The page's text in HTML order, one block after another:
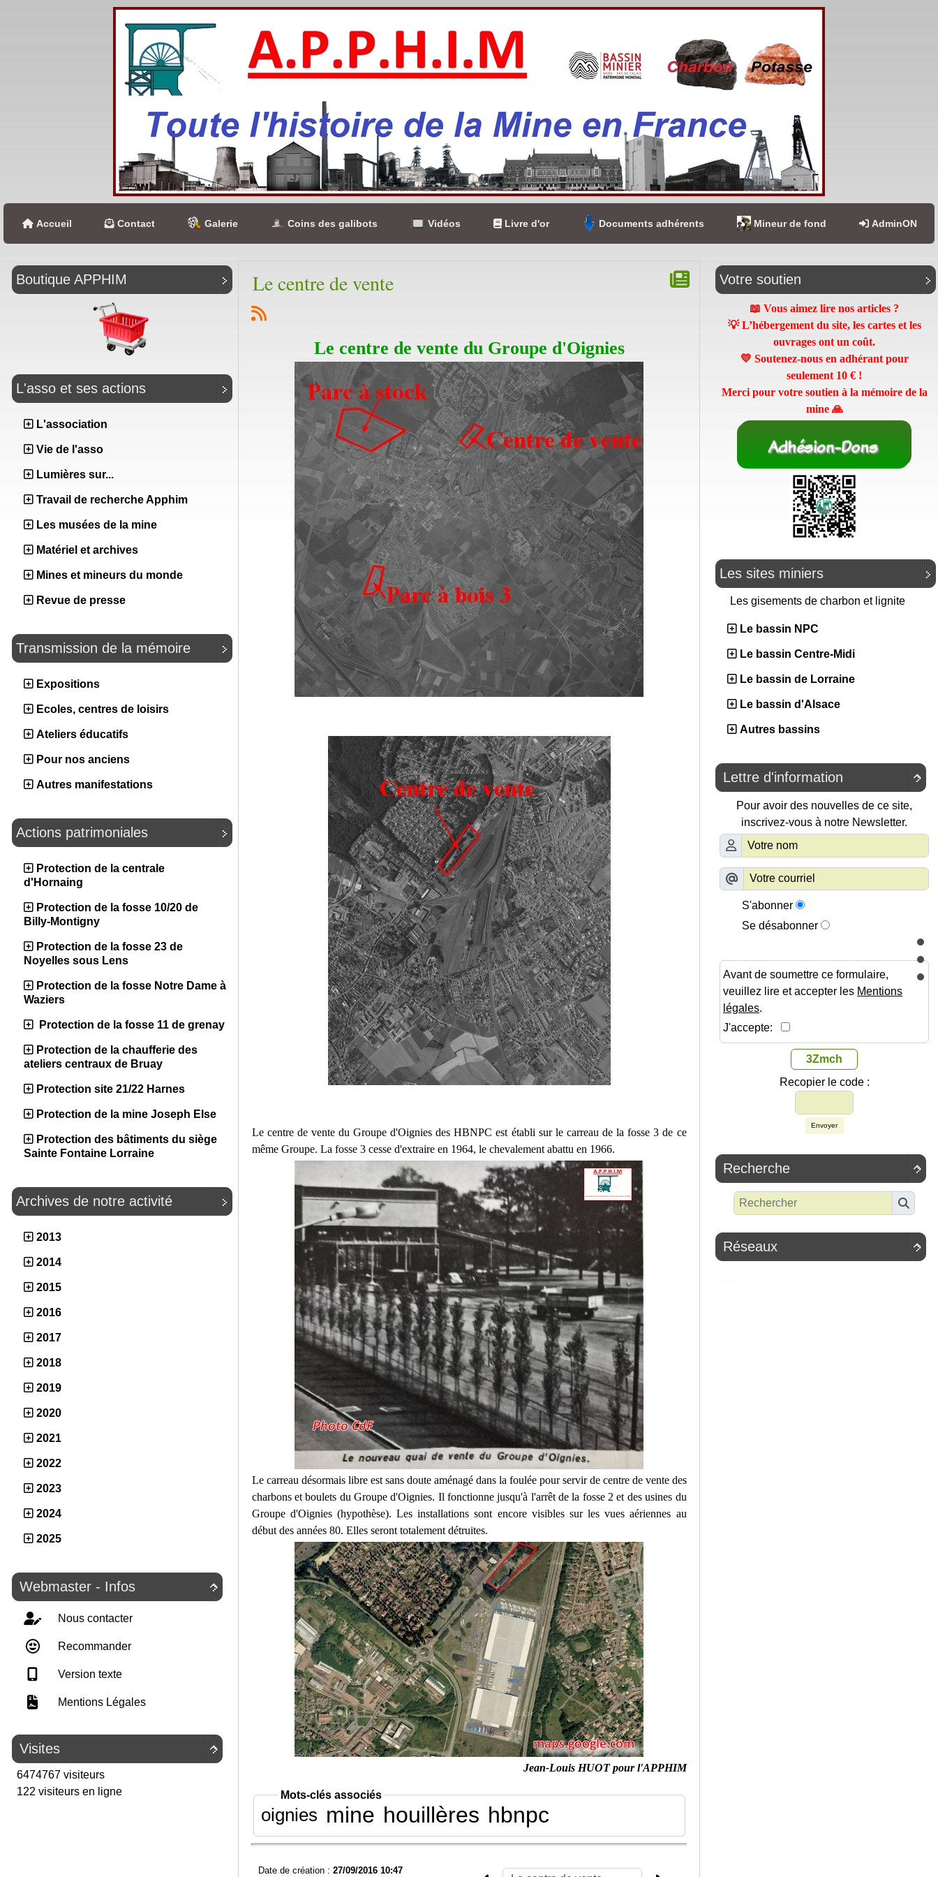
Accueil Contact Galerie Coins des galibots Vidéos Livre d'or Documents adhérents Mineur de fond AdminON
Boutique APPHIM
L'asso et ses actions
L'association
Vie de l'asso
Lumières sur...
Travail de recherche Apphim
Les musées de la mine
Matériel et archives
Mines et mineurs du monde
Revue de presse
Transmission de la mémoire
Expositions
Ecoles, centres de loisirs
Ateliers éducatifs
Pour nos anciens
Autres manifestations
Actions patrimoniales
Protection de la centrale
d'Hornaing
Protection de la fosse 10/20 de
Billy-Montigny
Protection de la fosse 23 de
Noyelles sous Lens
Protection de la fosse Notre Dame à
Waziers
Protection de la fosse 11 de grenay
Protection de la chaufferie des
ateliers centraux de Bruay
Protection site 21/22 Harnes
Protection de la mine Joseph Else
Protection des bâtiments du siège
Sainte Fontaine Lorraine
Archives de notre activité
2013
2014
2015
2016
2017
2018
2019
2020
2021
2022
2023
2024
2025

Webmaster - Infos
Nous contacter
Recommander
Version texte
Mentions Légales

Visites
6474767 visiteurs
122 visiteurs en ligne
Le centre de vente
Le centre de vente du Groupe d'Oignies
Le centre de vente du Groupe d'Oignies des HBNPC est établi sur le carreau de la fosse 3 de ce
même Groupe. La fosse 3 cesse d'extraire en 1964, le chevalement abattu en 1966.
Le carreau désormais libre est sans doute aménagé dans la foulée pour servir de centre de vente des
charbons et boulets du Groupe d'Oignies. Il fonctionne jusqu'à l'arrêt de la fosse 2 et des usines du
Groupe d'Oignies (hypothèse). Les installations sont encore visibles sur les vues aériennes au
début des années 80. Elles seront totalement détruites.
Jean-Louis HUOT pour l'APPHIM
Mots-clés associés
oignies mine houillères hbnpc
Date de création : 27/09/2016 10:47
Votre soutien
📖 Vous aimez lire nos articles ?
💡 L’hébergement du site, les cartes et les
ouvrages ont un coût.
💛 Soutenez-nous en adhérant pour
seulement 10 € !
Merci pour votre soutien à la mémoire de la
mine 🙏
Les sites miniers
Les gisements de charbon et lignite
Le bassin NPC
Le bassin Centre-Midi
Le bassin de Lorraine
Le bassin d'Alsace
Autres bassins

Lettre d'information
Pour avoir des nouvelles de ce site,
inscrivez-vous à notre Newsletter.
S'abonner
Se désabonner
Avant de soumettre ce formulaire,
veuillez lire et accepter les Mentions
légales.
J'accepte:
3Zmch
Recopier le code :
Envoyer

Recherche

Réseaux